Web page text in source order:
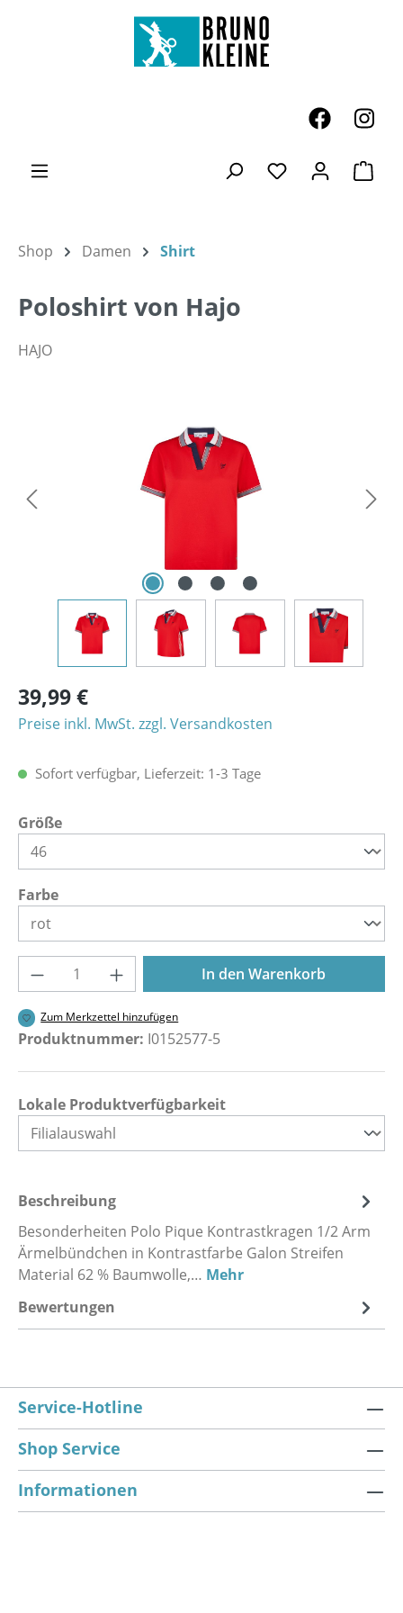
Zum Hauptinhalt springen
Du hast 0
Shop Damen Shirt
Poloshirt von Hajo
HAJO
39,99 €
Preise inkl. MwSt. zzgl. Versandkosten
Sofort verfügbar, Lieferzeit: 1-3 Tage
Größeauswählen
Farbeauswählen
Produkt Anzahl: Gib den gewünschten
In den Warenkorb
Zum Merkzettel hinzufügen
Produktnummer: I0152577-5
Lokale Produktverfügbarkeit
Beschreibung
Besonderheiten Polo Pique Kontrastkragen 1/2 Arm
Ärmelbündchen in Kontrastfarbe Galon Streifen
Material 62 % Baumwolle,… Mehr
Bewertungen
Service-Hotline
Shop Service
Informationen